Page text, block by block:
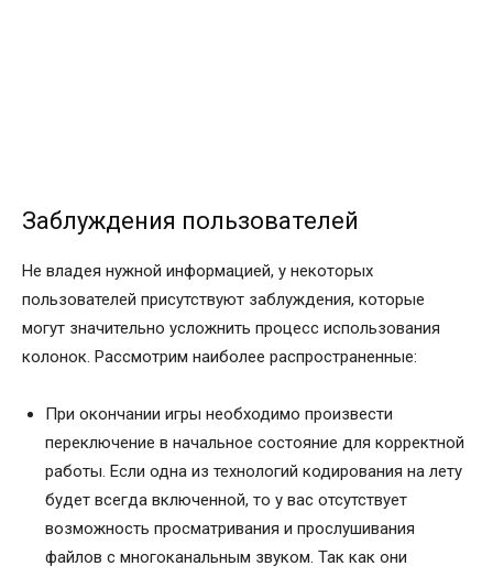
Заблуждения пользователей
Не владея нужной информацией, у некоторых
пользователей присутствуют заблуждения, которые
могут значительно усложнить процесс использования
колонок. Рассмотрим наиболее распространенные:
При окончании игры необходимо произвести
переключение в начальное состояние для корректной
работы. Если одна из технологий кодирования на лету
будет всегда включенной, то у вас отсутствует
возможность просматривания и прослушивания
файлов с многоканальным звуком. Так как они